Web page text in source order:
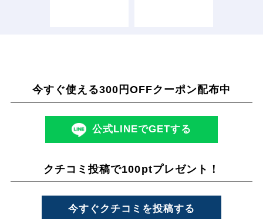
今すぐ使える300円OFFクーポン配布中
公式LINEでGETする
クチコミ投稿で100ptプレゼント！
今すぐクチコミを投稿する